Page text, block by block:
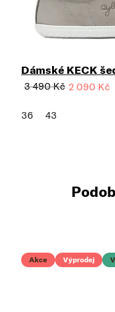
Dámské KECK
3 490 Kč 2 090 Kč
36 43
Akce Výprodej